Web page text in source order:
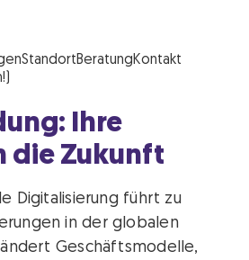
mbH SFG Logo
StandortBeratungKontakt
Ihre
die Zukunft
Digitalisierung führt zu
in der globalen
Geschäftsmodelle,